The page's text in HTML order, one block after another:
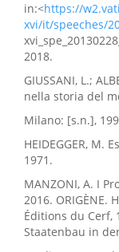
in:<https://
xvi/it/speeches/
2018.
GIUSSANI, L.;
nella storia del
Milano: [s.n.],
HEIDEGGER, M.
1971.
MANZONI, A. I
2016. ORIGÈNE.
Éditions du Cerf,
Staatenbau in